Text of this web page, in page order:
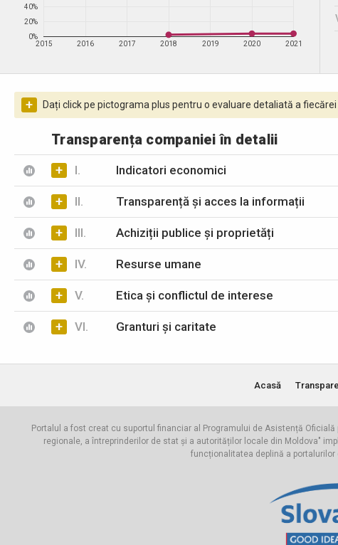
2015 2016 2017 2018 2019 2020 2021
0%
20%
40%
+ Dați click pe pictograma plus pentru o evaluare detaliată a
Transparența companiei în detalii
+ I. Indicatori economici
+ II. Transparență și acces la informații
+ III. Achiziții publice și proprietăți
+ IV. Resurse umane
+ V. Etica și conflictul de interese
+ VI. Granturi și caritate
Acasă
Portalul a fost creat cu suportul financiar al Programului de Asistență Oficială
regionale, a întreprinderilor de stat și a autorităților locale din Moldova"
funcționalitatea deplină a